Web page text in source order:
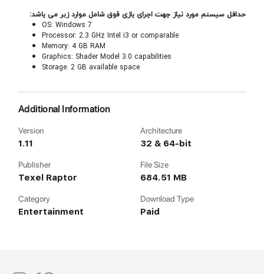
حداقل سیستم مورد نیاز جهت اجرای بازی فوق شامل موارد زیر می باشد:
OS: Windows 7
Processor: 2.3 GHz Intel i3 or comparable
Memory: 4 GB RAM
Graphics: Shader Model 3.0 capabilities
Storage: 2 GB available space
Additional Information
Version
1.11
Architecture
32 & 64-bit
Publisher
Texel Raptor
File Size
684.51 MB
Category
Entertainment
Download Type
Paid